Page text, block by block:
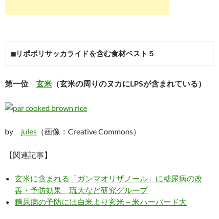
■リポポリサッカライドを含む食材ベスト５
第一位 玄米 （玄米の周りのヌカにLPSが含まれている）
by jules （画像：Creative Commons）
【関連記事】
玄米に含まれる「ガンマオリザノール」に糖尿病の改
善・予防効果 琉大など研究グループ
糖尿病の予防には白米より玄米－米ハーバード大